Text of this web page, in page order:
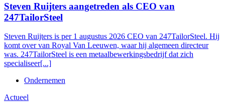
Steven Ruijters aangetreden als CEO van
247TailorSteel
Steven Ruijters is per 1 augustus 2026 CEO van 247TailorSteel. Hij
komt over van Royal Van Leeuwen, waar hij algemeen directeur
was. 247TailorSteel is een metaalbewerkingsbedrijf dat zich
specialiseer[...]
Ondernemen
Actueel